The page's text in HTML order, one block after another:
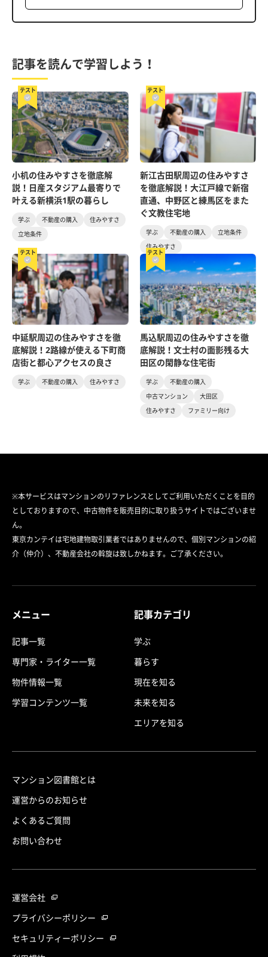
記事を読んで学習しよう！
テスト
小机の住みやすさを徹底解
説！日産スタジアム最寄りで
叶える新横浜1駅の暮らし
学ぶ 不動産の購入
住みやすさ
立地条件
テスト
新江古田駅周辺の住みやすさ
を徹底解説！大江戸線で新宿
直通、中野区と練馬区をまた
ぐ文教住宅地
学ぶ 不動産の購入
立地条件
住みやすさ
テスト
中延駅周辺の住みやすさを徹
底解説！2路線が使える下町商
店街と都心アクセスの良さ
学ぶ 不動産の購入 住みやすさ
テスト
馬込駅周辺の住みやすさを徹
底解説！文士村の面影残る大
田区の閑静な住宅街
学ぶ
不動産の購入
中古マンション
大田区
住みやすさ
ファミリー向け
※本サービスはマンションのリファレンスとしてご利用いただくことを目的
としておりますので、中古物件を販売目的に取り扱うサイトではございませ
ん。
東京カンテイは宅地建物取引業者ではありませんので、個別マンションの紹
介（仲介）、不動産会社の斡旋は致しかねます。ご了承ください。
メニュー
記事一覧
専門家・ライター一覧
物件情報一覧
学習コンテンツ一覧
記事カテゴリ
学ぶ
暮らす
現在を知る
未来を知る
エリアを知る
マンション図書館とは
運営からのお知らせ
よくあるご質問
お問い合わせ
運営会社
プライバシーポリシー
セキュリティーポリシー